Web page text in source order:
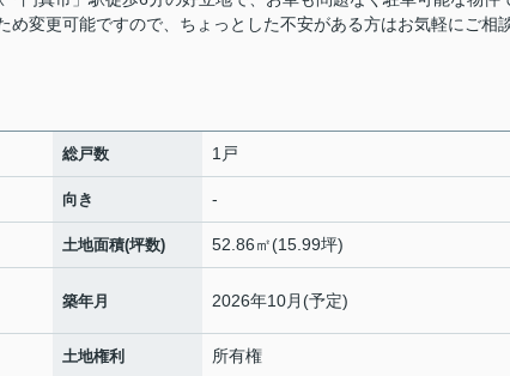
変更可能ですので、ちょっとした不安がある方はお気軽にご相
総戸数 1戸
向き -
土地面積(坪数) 52.86㎡(15.99坪)
築年月 2026年10月(予定)
土地権利 所有権